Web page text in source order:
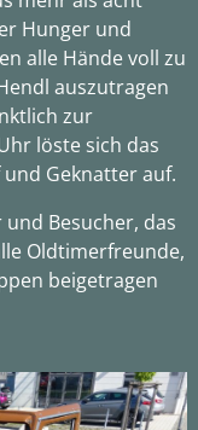
Hunger und
alle Hände voll zu
auszutragen
zur
löste sich das
Geknatter auf.
Besucher, das
Oldtimerfreunde,
beigetragen